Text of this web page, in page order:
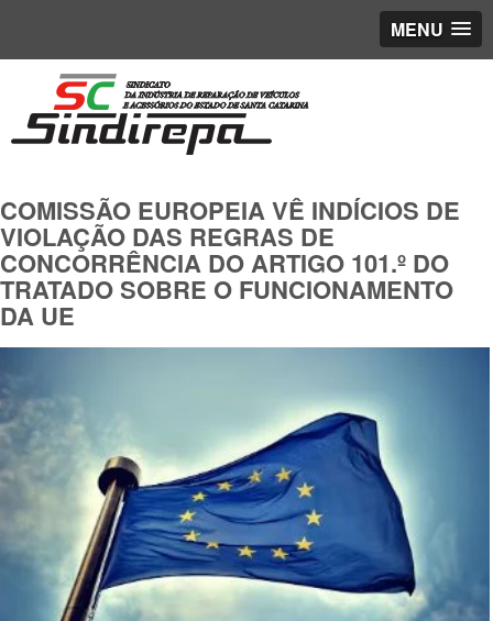
MENU
COMISSÃO EUROPEIA VÊ INDÍCIOS DE
VIOLAÇÃO DAS REGRAS DE
CONCORRÊNCIA DO ARTIGO 101.º DO
TRATADO SOBRE O FUNCIONAMENTO
DA UE